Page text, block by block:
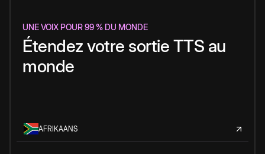
UNE VOIX POUR 99 % DU MONDE
Étendez votre sortie TTS au
monde
AFRIKAANS